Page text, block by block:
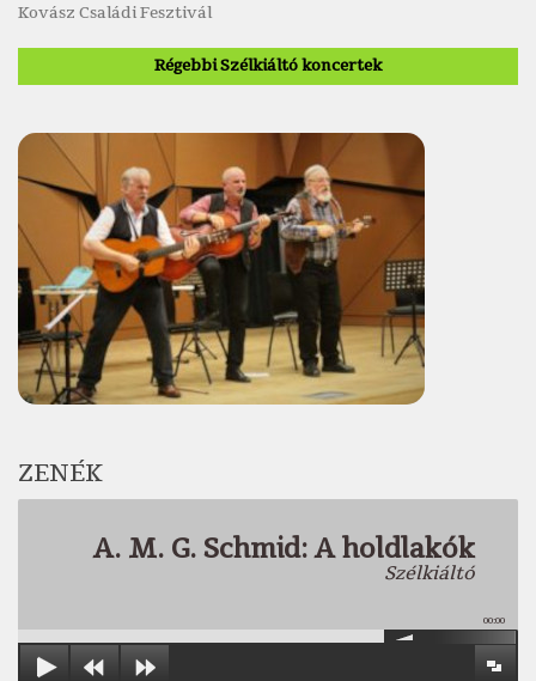
Kovász Családi Fesztivál
Régebbi Szélkiáltó koncertek
ZENÉK
A. M. G. Schmid: A holdlakók
Szélkiáltó
00:00